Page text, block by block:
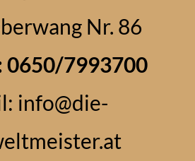
Nr. 86
0650/7993700
info@die-